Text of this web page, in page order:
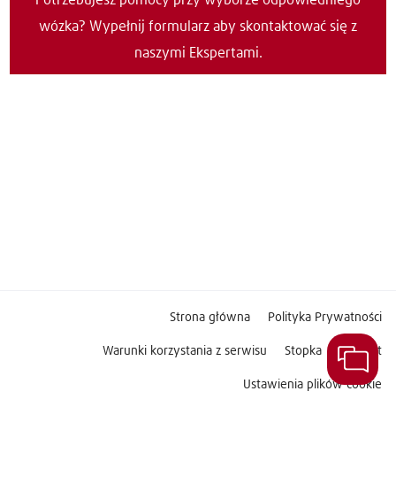
wózka? Wypełnij formularz aby skontaktować się z
naszymi Ekspertami.
Strona główna Polityka Prywatności
Warunki korzystania z serwisu Stopka Kontakt
Ustawienia plików cookie